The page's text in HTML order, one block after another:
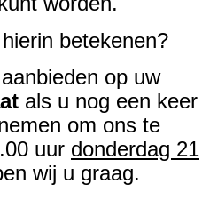
betekenen?
op uw
als u nog een keer
om ons te
uur donderdag 21
wij u graag.